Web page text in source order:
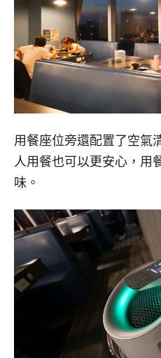
用餐座位旁還配置了空氣
人用餐也可以更安心，用
味。